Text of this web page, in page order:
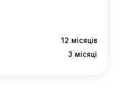
12 місяців
3 місяці